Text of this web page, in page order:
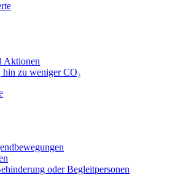
Aktionen
zu weniger CO₂
oder Begleitpersonen